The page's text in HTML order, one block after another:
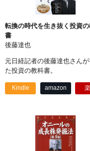
転換の時代を生き抜く投資
書
後藤達也
元日経記者の後藤達也さん
た投資の教科書。
Kindle amazon